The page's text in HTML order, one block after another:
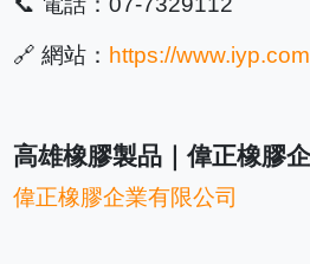
🔗 網站： https://
高雄橡膠製品｜偉正橡膠
偉正橡膠企業有限公司